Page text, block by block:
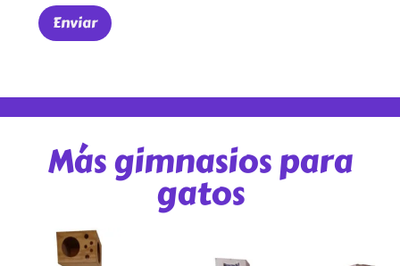
Más gimnasios para
gatos